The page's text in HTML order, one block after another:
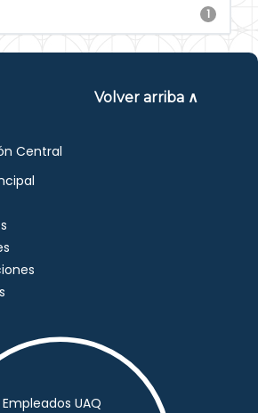
1
Volver arriba ∧
Central
UAQ